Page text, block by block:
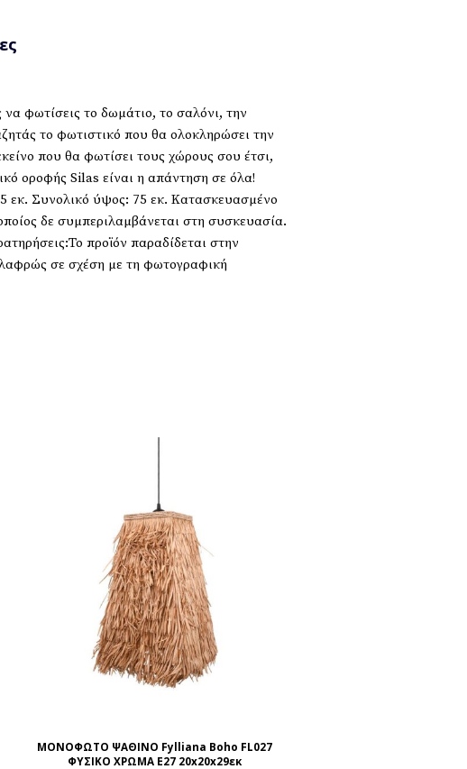
φωτίσεις το δωμάτιο, το σαλόνι, την
το φωτιστικό που θα ολοκληρώσει την
που θα φωτίσει τους χώρους σου έτσι,
οροφής Silas είναι η απάντηση σε όλα!
εκ. Συνολικό ύψος: 75 εκ. Κατασκευασμένο
δε συμπεριλαμβάνεται στη συσκευασία.
προϊόν παραδίδεται στην
σε σχέση με τη φωτογραφική
ΜΟΝΟΦΩΤΟ ΨΑΘΙΝΟ Fylliana Boho FL027
ΦΥΣΙΚΟ ΧΡΩΜΑ Ε27 20x20x29εκ